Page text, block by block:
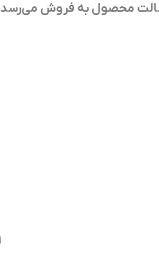
اصالت محصول به فروش